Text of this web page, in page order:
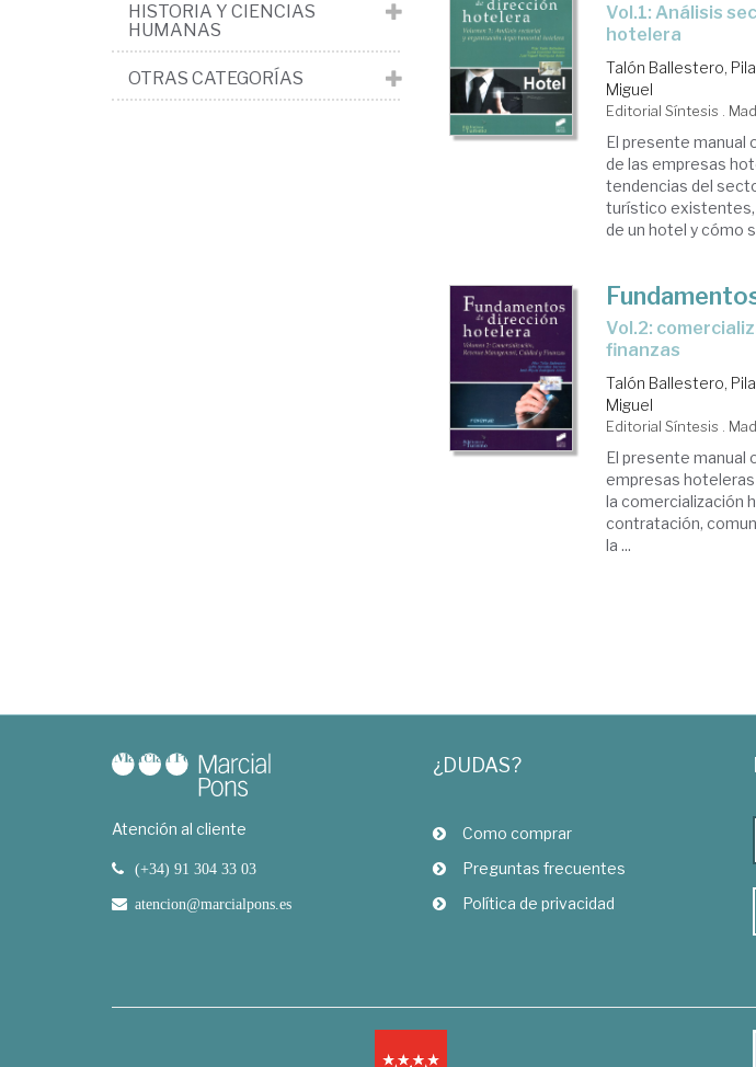
vol.1: Análisis sectorial y organización departamental
hotelera
Talón Ballestero,
Miguel
Editorial Síntesis .
El presente manual
de las empresas
tendencias del
turístico existentes,
de un hotel y cómo
Vol.2: comercialización, revenue management, calidad y
finanzas
Talón Ballestero,
Miguel
Editorial Síntesis .
El presente manual
empresas
la comercialización
contratación,
la ...
HISTORIA Y CIENCIAS
HUMANAS
OTRAS CATEGORÍAS
Atención al cliente
(+34) 91 304 33 03
atencion@marcialpons.es
¿DUDAS?
Como comprar
Preguntas frecuentes
Política de privacidad